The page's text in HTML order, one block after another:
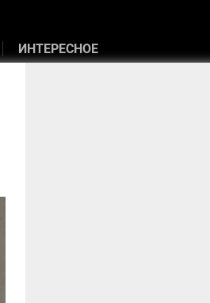
ИНТЕРЕСНОЕ